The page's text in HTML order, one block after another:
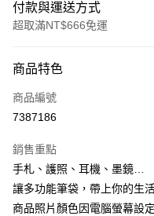
付款與運送方式
超取滿NT$666免運
信用卡一次付款
超商取貨付款
Apple Pay
街口支付
商品特色
商品編號
7387186
銷售重點
手札、護照、耳機、墨鏡…
讓多功能筆袋，帶上你的生
商品照片顏色因電腦螢幕設